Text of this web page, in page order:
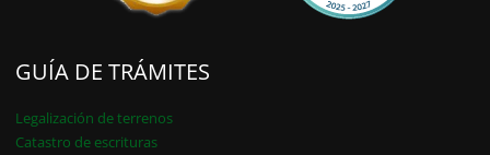
GUÍA DE TRÁMITES
Legalización de terrenos
Catastro de escrituras